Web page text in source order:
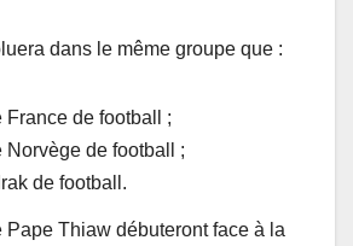
dans le même groupe que :
France de football ;
Norvège de football ;
de football.
Pape Thiaw débuteront face à la